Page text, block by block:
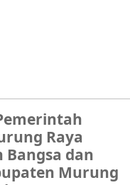
Raya
Bangsa dan
Murung